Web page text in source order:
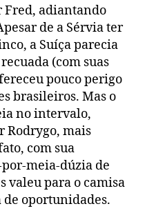
Fred, adiantando
de a Sérvia ter
a Suíça parecia
(com suas
pouco perigo
brasileiros. Mas o
no intervalo,
Rodrygo, mais
com sua
por-meia-dúzia de
valeu para o camisa
oportunidades.